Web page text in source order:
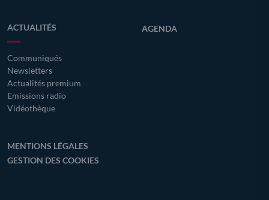
ACTUALITÉS
Communiqués
Newsletters
Actualités premium
Emissions radio
Vidéothèque
AGENDA
MENTIONS LÉGALES
GESTION DES COOKIES